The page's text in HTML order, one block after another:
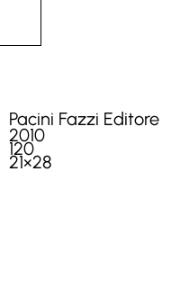
Pacini Fazzi Editore
2010
120
21×28